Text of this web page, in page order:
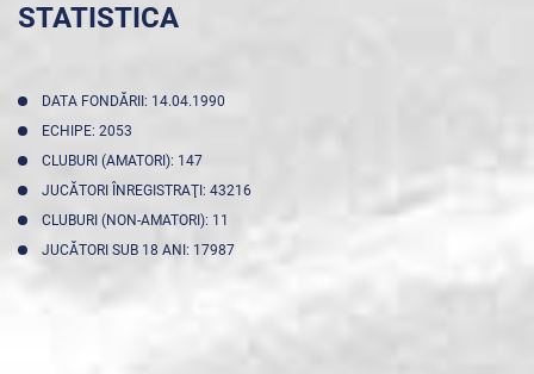
STATISTICA
DATA FONDĂRII: 14.04.1990
ECHIPE: 2053
CLUBURI (AMATORI): 147
JUCĂTORI ÎNREGISTRAŢI: 43216
CLUBURI (NON-AMATORI): 11
JUCĂTORI SUB 18 ANI: 17987